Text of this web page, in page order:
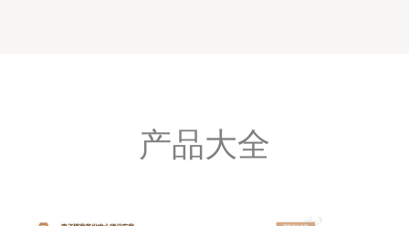
产品大全